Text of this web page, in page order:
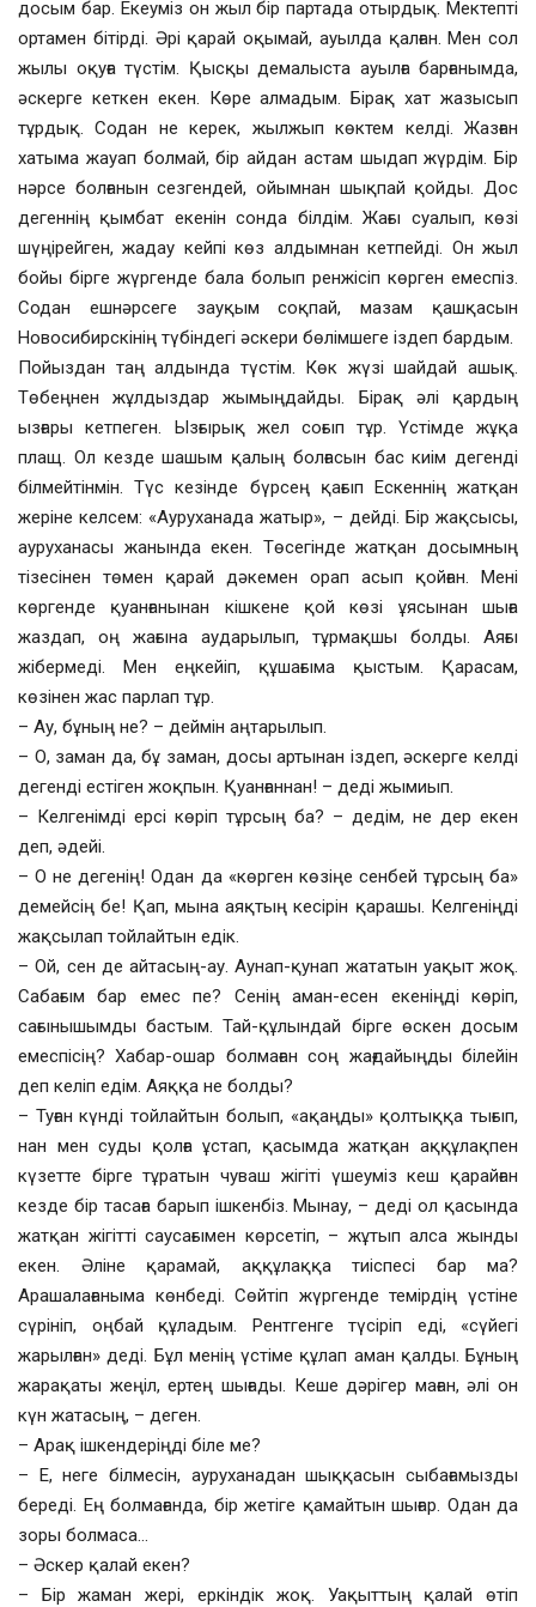
досым бар. Екеуміз он жыл бір партада отырдық. Мектепті
ортамен бітірді. Әрі қарай оқымай, ауылда қалған. Мен сол
жылы оқуға түстім. Қысқы демалыста ауылға барғанымда,
әскерге кеткен екен. Көре алмадым. Бірақ хат жазысып
тұрдық. Содан не керек, жылжып көктем келді. Жазған
хатыма жауап болмай, бір айдан астам шыдап жүрдім. Бір
нәрсе болғанын сезгендей, ойымнан шықпай қойды. Дос
дегеннің қымбат екенін сонда білдім. Жағы суалып, көзі
шүңірейген, жадау кейпі көз алдымнан кетпейді. Он жыл
бойы бірге жүргенде бала болып ренжісіп көрген емеспіз.
Содан ешнәрсеге зауқым соқпай, мазам қашқасын
Новосибирскінің түбіндегі әскери бөлімшеге іздеп бардым.
Пойыздан таң алдында түстім. Көк жүзі шайдай ашық.
Төбеңнен жұлдыздар жымыңдайды. Бірақ әлі қардың
ызғары кетпеген. Ызғырық жел соғып тұр. Үстімде жұқа
плащ. Ол кезде шашым қалың болғасын бас киім дегенді
білмейтінмін. Түс кезінде бүрсең қағып Ескеннің жатқан
жеріне келсем: «Ауруханада жатыр», – дейді. Бір жақсысы,
ауруханасы жанында екен. Төсегінде жатқан досымның
тізесінен төмен қарай дәкемен орап асып қойған. Мені
көргенде қуанғанынан кішкене қой көзі ұясынан шыға
жаздап, оң жағына аударылып, тұрмақшы болды. Аяғы
жібермеді. Мен еңкейіп, құшағыма қыстым. Қарасам,
көзінен жас парлап тұр.
– Ау, бұның не? – деймін аңтарылып.
– О, заман да, бұ заман, досы артынан іздеп, әскерге келді
дегенді естіген жоқпын. Қуанғаннан! – деді жымиып.
– Келгенімді ерсі көріп тұрсың ба? – дедім, не дер екен
деп, әдейі.
– О не дегенің! Одан да «көрген көзіңе сенбей тұрсың ба»
демейсің бе! Қап, мына аяқтың кесірін қарашы. Келгеніңді
жақсылап тойлайтын едік.
– Ой, сен де айтасың-ау. Аунап-қунап жататын уақыт жоқ.
Сабағым бар емес пе? Сенің аман-есен екеніңді көріп,
сағынышымды бастым. Тай-құлындай бірге өскен досым
емеспісің? Хабар-ошар болмаған соң жағдайыңды білейін
деп келіп едім. Аяққа не болды?
– Туған күнді тойлайтын болып, «ақаңды» қолтыққа тығып,
нан мен суды қолға ұстап, қасымда жатқан аққұлақпен
күзетте бірге тұратын чуваш жігіті үшеуміз кеш қарайған
кезде бір тасаға барып ішкенбіз. Мынау, – деді ол қасында
жатқан жігітті саусағымен көрсетіп, – жұтып алса жынды
екен. Әліне қарамай, аққұлаққа тиіспесі бар ма?
Арашалағаныма көнбеді. Сөйтіп жүргенде темірдің үстіне
сүрініп, оңбай құладым. Рентгенге түсіріп еді, «сүйегі
жарылған» деді. Бұл менің үстіме құлап аман қалды. Бұның
жарақаты жеңіл, ертең шығады. Кеше дәрігер маған, әлі он
күн жатасың, – деген.
– Арақ ішкендеріңді біле ме?
– Е, неге білмесін, ауруханадан шыққасын сыбағамызды
береді. Ең болмағанда, бір жетіге қамайтын шығар. Одан да
зоры болмаса…
– Әскер қалай екен?
– Бір жаман жері, еркіндік жоқ. Уақыттың қалай өтіп